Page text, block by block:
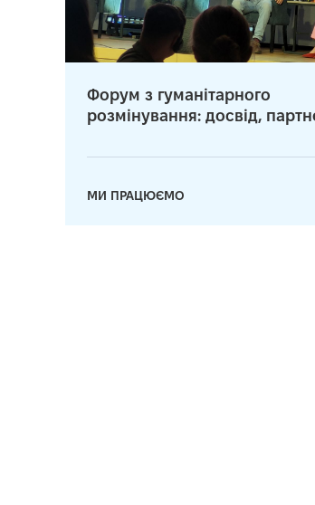
Форум з гуманітарного
розмінування: досвід,
МИ ПРАЦЮЄМО